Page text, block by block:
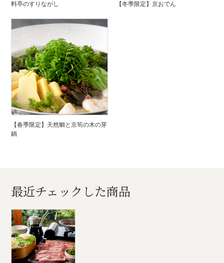
料亭のすりながし 【冬季限定】京おでん
【春季限定】天然鯛と京筍の木の芽
鍋
最近チェックした商品